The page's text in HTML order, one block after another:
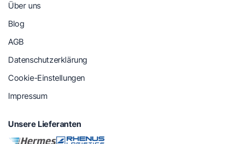
Über uns
Blog
AGB
Datenschutzerklärung
Cookie-Einstellungen
Impressum
Unsere Lieferanten